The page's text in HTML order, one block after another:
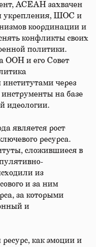
АСЕАН захвачен
укрепления, ШОС и
координации и
конфликты своих
политики.
ООН и его Совет
через
на базе
идеологии.
является рост
ресурса.
сложившиеся в
из
и за ним
за которыми
и
как эмоции и